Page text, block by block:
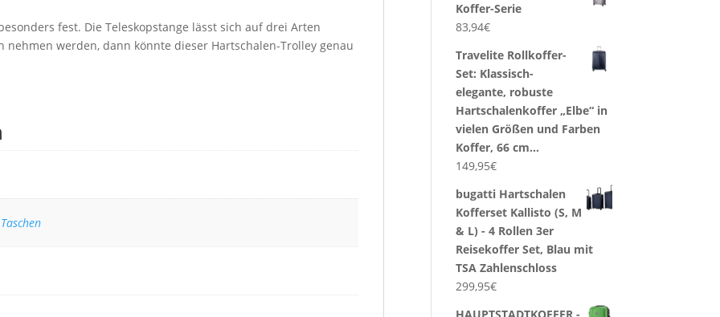
fest. Die Teleskopstange lässt sich auf drei Arten
nehmen werden, dann könnte dieser Hartschalen-Trolley genau
Koffer-Serie
83,94€
Travelite Rollkoffer-
Set: Klassisch-
elegante, robuste
Hartschalenkoffer „Elbe“ in
vielen Größen und Farben
Koffer, 66 cm…
149,95€
bugatti Hartschalen
Kofferset Kallisto (S, M
& L) - 4 Rollen 3er
Reisekoffer Set, Blau mit
TSA Zahlenschloss
299,95€